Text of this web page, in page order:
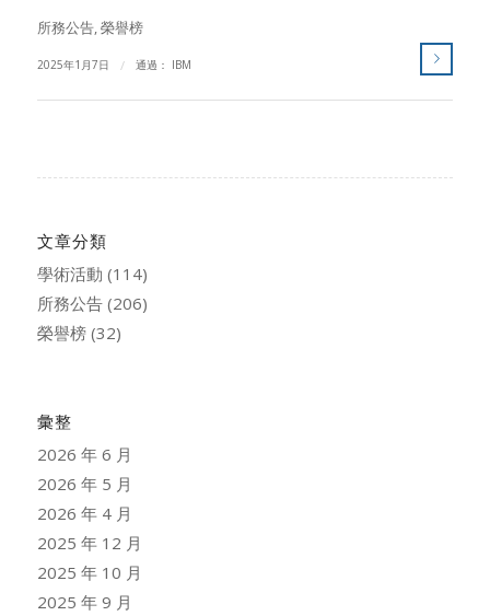
所務公告,榮譽榜
2025年1月7日 / 通過： IBM
文章分類
學術活動 (114)
所務公告(206)
榮譽榜(32)
彙整
2026 年 6 月
2026 年 5 月
2026 年 4 月
2025 年 12 月
2025 年 10 月
2025 年 9 月